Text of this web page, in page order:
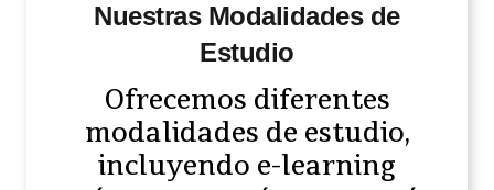
Nuestras Modalidades de
Estudio
Ofrecemos diferentes
modalidades de estudio,
incluyendo e-learning